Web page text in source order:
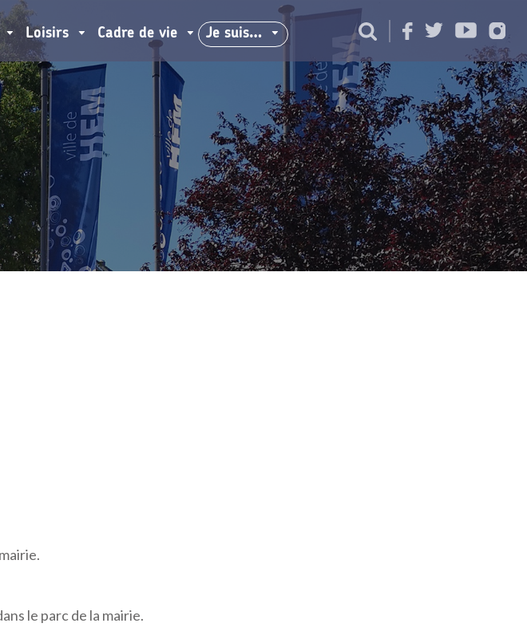
Loisirs Cadre de vie Je suis…
le parc de la mairie.